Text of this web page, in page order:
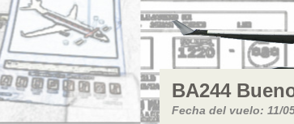
BA244
Fecha del vuelo: 11/